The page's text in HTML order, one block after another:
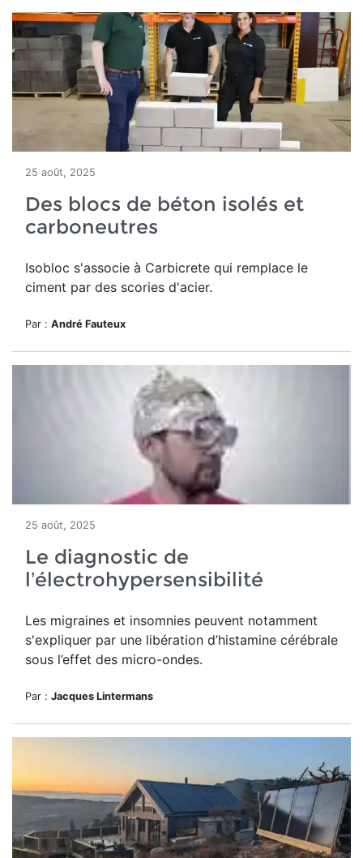
25 août, 2025
Des blocs de béton isolés et
carboneutres
Isobloc s'associe à Carbicrete qui remplace le
ciment par des scories d'acier.
Par : André Fauteux
25 août, 2025
Le diagnostic de
l’électrohypersensibilité
Les migraines et insomnies peuvent notamment
s'expliquer par une libération d’histamine cérébrale
sous l’effet des micro-ondes.
Par : Jacques Lintermans